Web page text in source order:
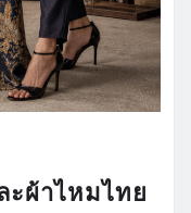
ะผ้าไหมไทย